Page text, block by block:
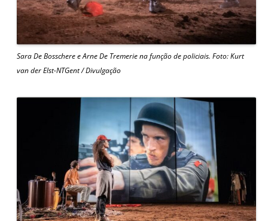
Sara De Bosschere e Arne De Tremerie na função de policiais. Foto: Kurt
van der Elst-NTGent / Divulgação